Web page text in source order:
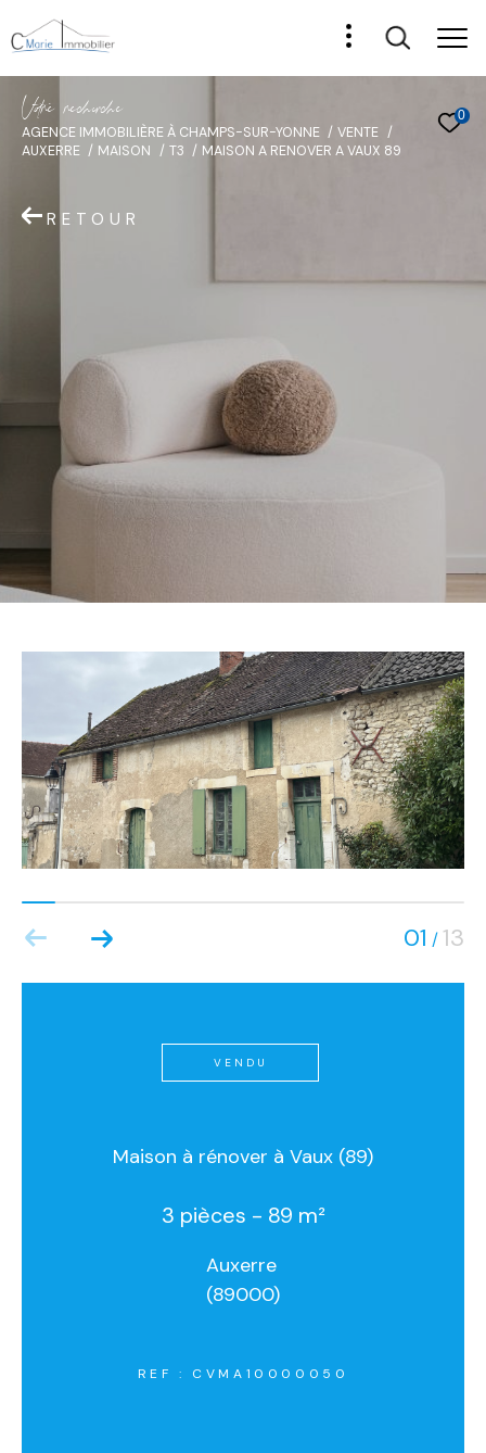
0
Vore recece
AGENCE IMMOBILIÈRE À CHAMPS-SUR-YONNE
VENTE
AUXERRE
MAISON T3 MAISON A RENOVER A VAUX 89
RETOUR
01 / 13
VENDU
Maison à rénover à Vaux (89)
3 pièces - 89 m²
Auxerre
(89000)
REF : CVMA10000050